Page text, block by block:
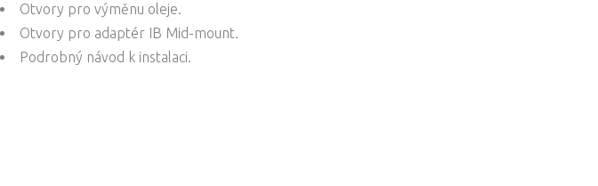
Otvory pro výměnu oleje.
Otvory pro adaptér IB Mid-mount.
Podrobný návod k instalaci.